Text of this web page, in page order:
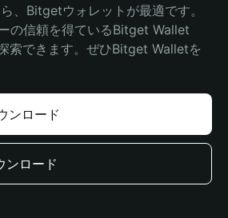
、Bitgetウォレットが最適です。
の信頼を得ているBitget Wallet
索できます。ぜひBitget Walletを
ンロード
ンロード